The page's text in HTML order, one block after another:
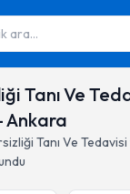
ara...
Tanı Ve
Ankara
Tanı Ve Tedavisi